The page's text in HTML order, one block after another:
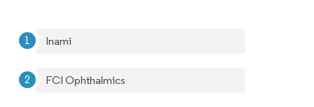
Inami
FCI Ophthalmics